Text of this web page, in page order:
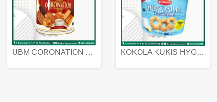
UBM CORONATION ASSORTED BISKUIT KALENG 450 GRAM KOKOLA KUKIS HYGIENIC MILK VANILLA PACK 320 GR